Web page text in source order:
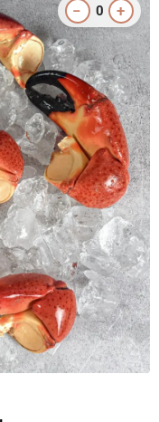
− 0 +